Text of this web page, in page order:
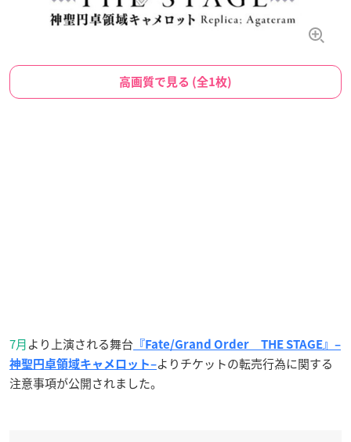
高画質で見る (全1枚)
7月より上演される舞台 『Fate/Grand Order THE STAGE』–
神聖円卓領域キャメロット–よりチケットの転売行為に関する
注意事項が公開されました。